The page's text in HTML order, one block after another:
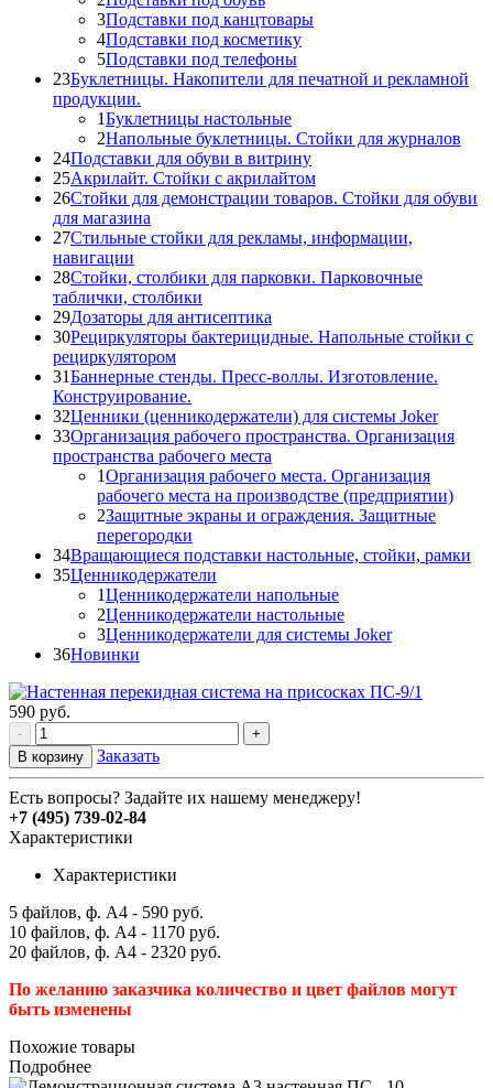
3Подставки под канцтовары
4Подставки под косметику
5Подставки под телефоны
23Буклетницы. Накопители для печатной и рекламной
продукции.
1Буклетницы настольные
2Напольные буклетницы. Стойки для журналов
24Подставки для обуви в витрину
25Акрилайт. Стойки с акрилайтом
26Стойки для демонстрации товаров. Стойки для обуви
для магазина
27Стильные стойки для рекламы, информации,
навигации
28Стойки, столбики для парковки. Парковочные
таблички, столбики
29Дозаторы для антисептика
30Рециркуляторы бактерицидные. Напольные стойки с
рециркулятором
31Баннерные стенды. Пресс-воллы. Изготовление.
Конструирование.
32Ценники (ценникодержатели) для системы Joker
33Организация рабочего пространства. Организация
пространства рабочего места
1Организация рабочего места. Организация
рабочего места на производстве (предприятии)
2Защитные экраны и ограждения. Защитные
перегородки
34Вращающиеся подставки настольные, стойки, рамки
35Ценникодержатели
1Ценникодержатели напольные
2Ценникодержатели настольные
3Ценникодержатели для системы Joker
36Новинки
590 руб.
-
+
В корзину
Заказать
Есть вопросы? Задайте их нашему менеджеру!
+7 (495) 739-02-84
Характеристики
Характеристики
5 файлов, ф. А4 - 590 руб.
10 файлов, ф. А4 - 1170 руб.
20 файлов, ф. А4 - 2320 руб.
По желанию заказчика количество и цвет файлов могут
быть изменены
Похожие товары
Подробнее